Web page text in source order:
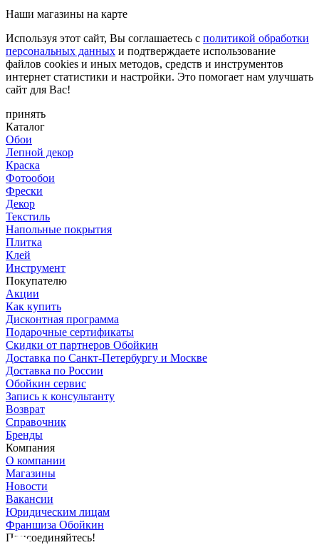
Наши магазины на карте
Используя этот сайт, Вы соглашаетесь с политикой обработки
персональных данных и подтверждаете использование
файлов cookies и иных методов, средств и инструментов
интернет статистики и настройки. Это помогает нам улучшать
сайт для Вас!
принять
Каталог
Обои
Лепной декор
Краска
Фотообои
Фрески
Декор
Текстиль
Напольные покрытия
Плитка
Клей
Инструмент
Покупателю
Акции
Как купить
Дисконтная программа
Подарочные сертификаты
Скидки от партнеров Обойкин
Доставка по Санкт-Петербургу и Москве
Доставка по России
Обойкин сервис
Запись к консультанту
Возврат
Справочник
Бренды
Компания
О компании
Магазины
Новости
Вакансии
Юридическим лицам
Франшиза Обойкин
Присоединяйтесь!